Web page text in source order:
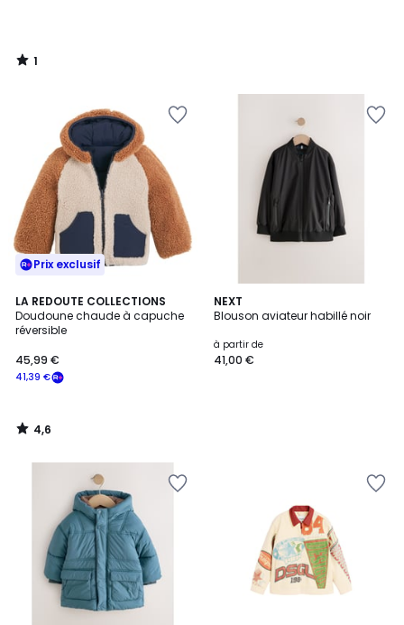
1
/
Prix exclusif
LA REDOUTE COLLECTIONS
Doudoune chaude à capuche
réversible
41,39 €
45,99 €
4,6
/ 5
4,6
/
NEXT
Blouson aviateur habillé noir
à partir de
41,00 €